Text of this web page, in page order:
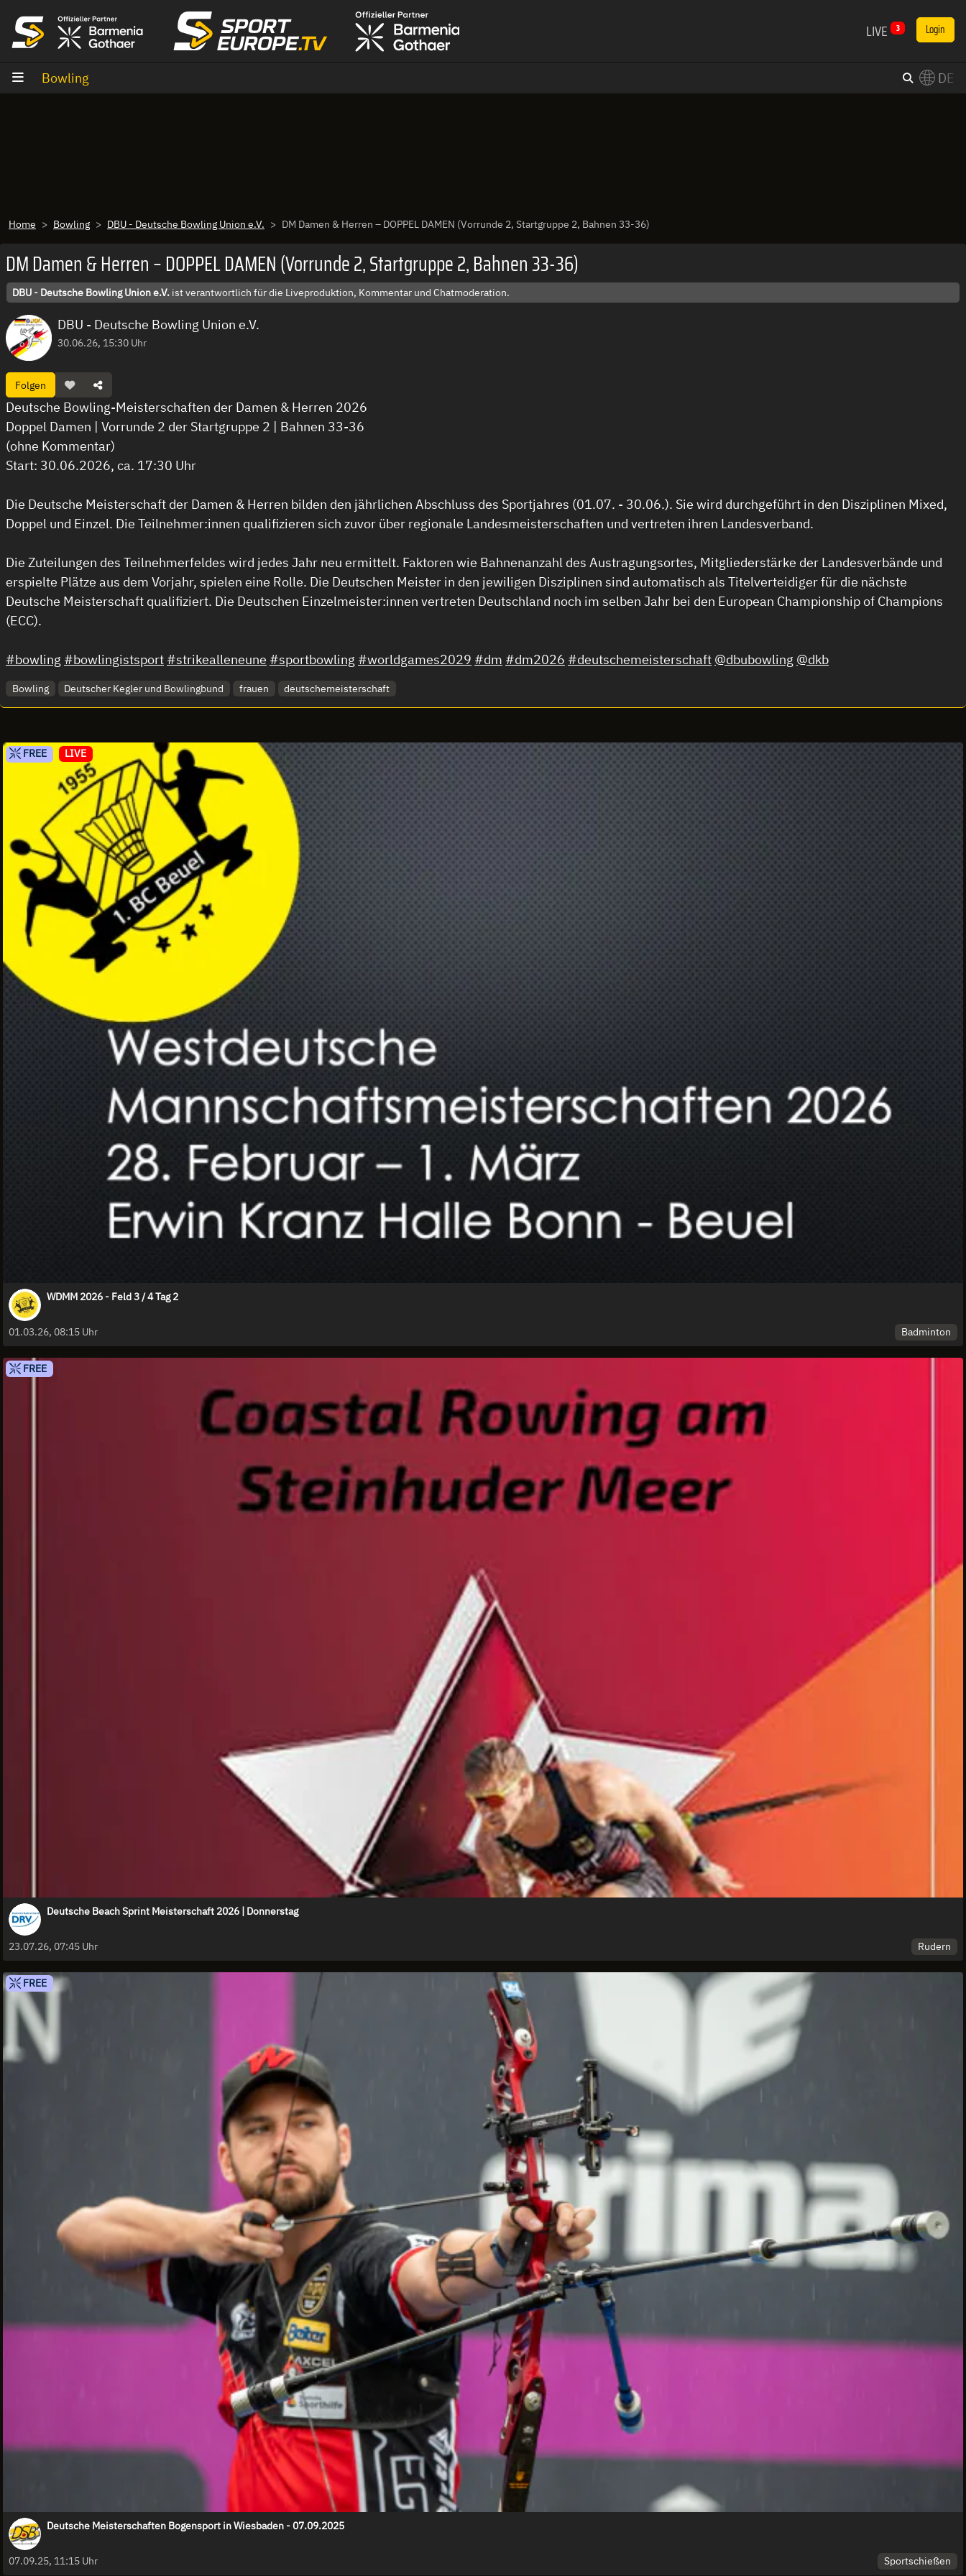
LIVE 3 Login
Bowling DE
Home Bowling DBU - Deutsche Bowling Union e.V. DM Damen & Herren – DOPPEL DAMEN (Vorrunde 2, Startgruppe 2, Bahnen 33-36)
DM Damen & Herren – DOPPEL DAMEN (Vorrunde 2, Startgruppe 2, Bahnen 33-36)
DBU - Deutsche Bowling Union e.V. ist verantwortlich für die Liveproduktion, Kommentar und Chatmoderation.
DBU - Deutsche Bowling Union e.V.
30.06.26, 15:30 Uhr
Folgen
Deutsche Bowling-Meisterschaften der Damen & Herren 2026
Doppel Damen | Vorrunde 2 der Startgruppe 2 | Bahnen 33-36
(ohne Kommentar)
Start: 30.06.2026, ca. 17:30 Uhr
Die Deutsche Meisterschaft der Damen & Herren bilden den jährlichen Abschluss des Sportjahres (01.07. - 30.06.). Sie wird durchgeführt in den Disziplinen Mixed,
Doppel und Einzel. Die Teilnehmer:innen qualifizieren sich zuvor über regionale Landesmeisterschaften und vertreten ihren Landesverband.
Die Zuteilungen des Teilnehmerfeldes wird jedes Jahr neu ermittelt. Faktoren wie Bahnenanzahl des Austragungsortes, Mitgliederstärke der Landesverbände und
erspielte Plätze aus dem Vorjahr, spielen eine Rolle. Die Deutschen Meister in den jewiligen Disziplinen sind automatisch als Titelverteidiger für die nächste
Deutsche Meisterschaft qualifiziert. Die Deutschen Einzelmeister:innen vertreten Deutschland noch im selben Jahr bei den European Championship of Champions
(ECC).
#bowling #bowlingistsport #strikealleneune #sportbowling #worldgames2029 #dm #dm2026 #deutschemeisterschaft @dbubowling @dkb
Bowling Deutscher Kegler und Bowlingbund frauen deutschemeisterschaft
FREE LIVE
WDMM 2026 - Feld 3 / 4 Tag 2
01.03.26, 08:15 Uhr Badminton
FREE
Deutsche Beach Sprint Meisterschaft 2026 | Donnerstag
23.07.26, 07:45 Uhr Rudern
FREE
Deutsche Meisterschaften Bogensport in Wiesbaden - 07.09.2025
07.09.25, 11:15 Uhr Sportschießen